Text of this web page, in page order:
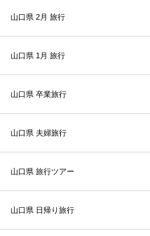
山口県 2月 旅行
山口県 1月 旅行
山口県 卒業旅行
山口県 夫婦旅行
山口県 旅行ツアー
山口県 日帰り旅行